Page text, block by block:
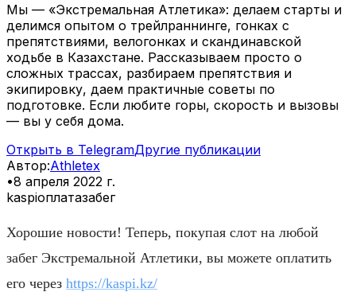
Мы — «Экстремальная Атлетика»: делаем старты и
делимся опытом о трейлраннинге, гонках с
препятствиями, велогонках и скандинавской
ходьбе в Казахстане. Рассказываем просто о
сложных трассах, разбираем препятствия и
экипировку, даем практичные советы по
подготовке. Если любите горы, скорость и вызовы
— вы у себя дома.
Открыть в TelegramДругие публикации
Автор:Athletex
•8 апреля 2022 г.
kaspiоплатазабег
Хорошие новости! Теперь, покупая слот на любой
забег Экстремальной Атлетики, вы можете оплатить
его через https://kaspi.kz/